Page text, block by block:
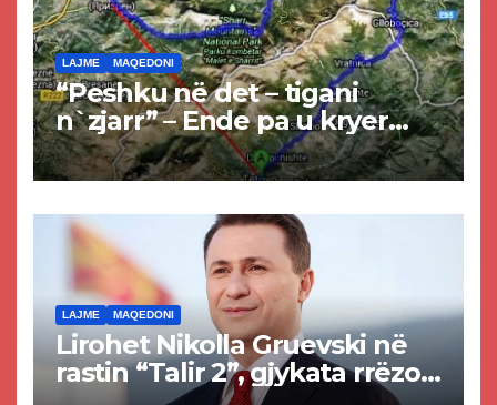
LAJME MAQEDONI
“Peshku në det – tigani
n`zjarr” – Ende pa u kryer
projekti i tunelit, komuna e
Tetovës nis punimet për
LAJME MAQEDONI
Lirohet Nikolla Gruevski në
rastin “Talir 2”, gjykata rrëzon